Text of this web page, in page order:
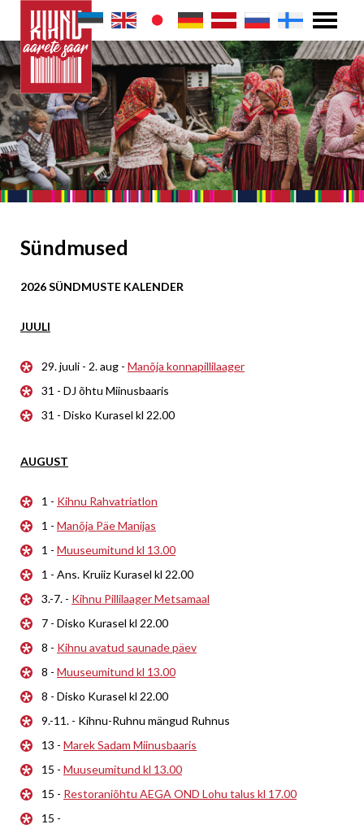
Sündmused
2026 SÜNDMUSTE KALENDER
JUULI
29. juuli - 2. aug - Manõja konnapillilaager
31 - DJ õhtu Miinusbaaris
31 - Disko Kurasel kl 22.00
AUGUST
1 - Kihnu Rahvatriatlon
1 - Manõja Päe Manijas
1 - Muuseumitund kl 13.00
1 - Ans. Kruiiz Kurasel kl 22.00
3.-7. - Kihnu Pillilaager Metsamaal
7 - Disko Kurasel kl 22.00
8 - Kihnu avatud saunade päev
8 - Muuseumitund kl 13.00
8 - Disko Kurasel kl 22.00
9.-11. - Kihnu-Ruhnu mängud Ruhnus
13 - Marek Sadam Miinusbaaris
15 - Muuseumitund kl 13.00
15 - Restoraniõhtu AEGA OND Lohu talus kl 17.00
15 -